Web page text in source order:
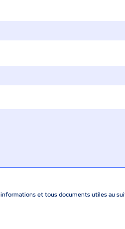
et tous documents utiles au